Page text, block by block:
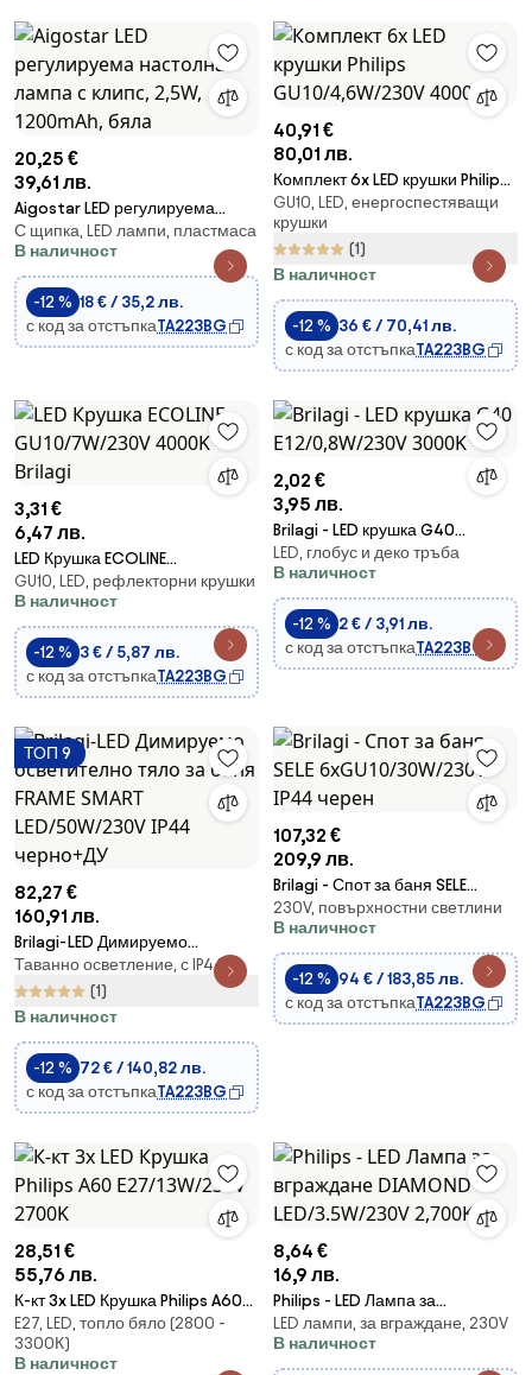
20,25 €
39,61 лв.
Aigostar LED регулируема
настолна лампа с клипс, 2,5W,
1200mAh, бяла
С щипка, LED лампи, пластмаса
В наличност
-12 % 18 € / 35,2 лв.
с код за отстъпкаTA223BG
40,91 €
80,01 лв.
Комплект 6x LED крушки Philips
GU10/4,6W/230V 4000K
GU10, LED, енергоспестяващи
крушки
(1)
В наличност
-12 % 36 € / 70,41 лв.
с код за отстъпкаTA223BG
3,31 €
6,47 лв.
LED Крушка ECOLINE
GU10/7W/230V 4000K - Brilagi
GU10, LED, рефлекторни крушки
В наличност
-12 % 3 € / 5,87 лв.
с код за отстъпкаTA223BG
2,02 €
3,95 лв.
Brilagi - LED крушка G40
E12/0,8W/230V 3000K
LED, глобус и деко тръба
В наличност
-12 % 2 € / 3,91 лв.
с код за отстъпкаTA223BG
ТОП 9
82,27 €
160,91 лв.
Brilagi-LED Димируемо
осветително тяло за баня
FRAME SMART LED/50W/230V
IP44 черно+ДУ
Таванно осветление, с IP44
(1)
В наличност
-12 % 72 € / 140,82 лв.
с код за отстъпкаTA223BG
107,32 €
209,9 лв.
Brilagi - Спот за баня SELE
6xGU10/30W/230V IP44 черен
230V, повърхностни светлини
В наличност
-12 % 94 € / 183,85 лв.
с код за отстъпкаTA223BG
28,51 €
55,76 лв.
К-кт 3x LED Крушка Philips A60
E27/13W/230V 2700K
E27, LED, топло бяло (2800 -
3300К)
В наличност
8,64 €
16,9 лв.
Philips - LED Лампа за
вграждане DIAMOND
LED/3.5W/230V 2,700K
LED лампи, за вграждане, 230V
В наличност